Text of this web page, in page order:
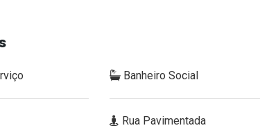
Banheiro Social
Rua Pavimentada